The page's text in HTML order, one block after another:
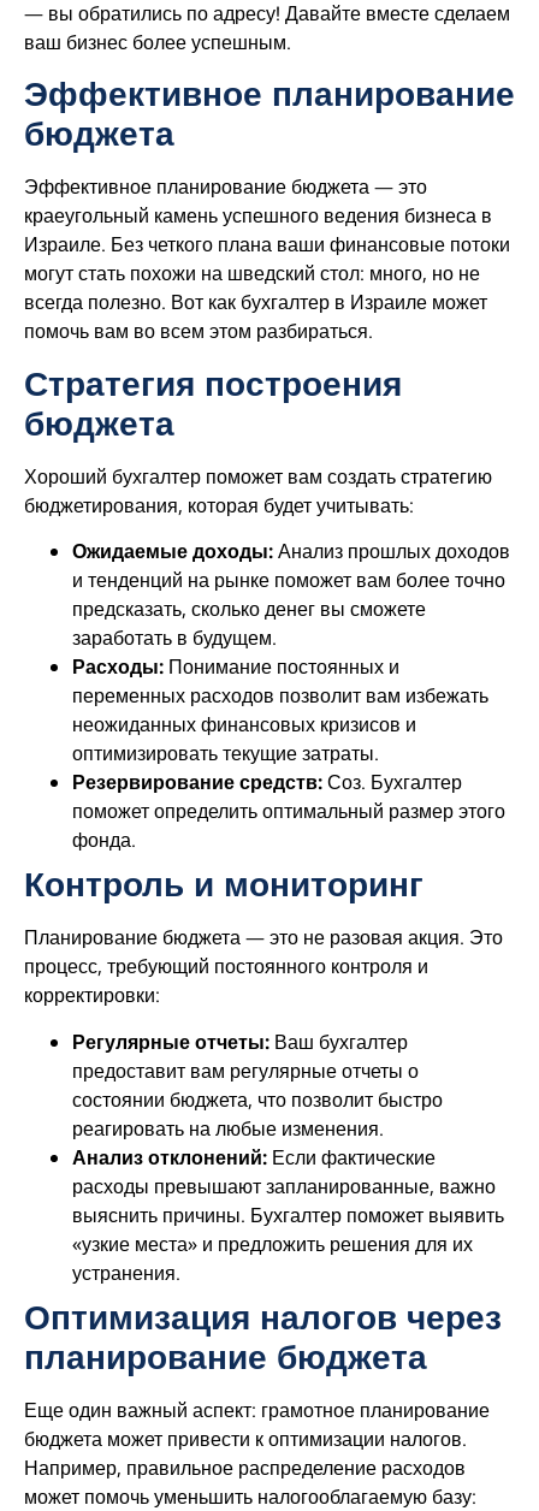
— вы обратились по адресу! Давайте вместе сделаем
ваш бизнес более успешным.
Эффективное планирование
бюджета
Эффективное планирование бюджета — это
краеугольный камень успешного ведения бизнеса в
Израиле. Без четкого плана ваши финансовые потоки
могут стать похожи на шведский стол: много, но не
всегда полезно. Вот как бухгалтер в Израиле может
помочь вам во всем этом разбираться.
Стратегия построения
бюджета
Хороший бухгалтер поможет вам создать стратегию
бюджетирования, которая будет учитывать:
Ожидаемые доходы:Анализ прошлых доходов
и тенденций на рынке поможет вам более точно
предсказать, сколько денег вы сможете
заработать в будущем.
Расходы: Понимание постоянных и
переменных расходов позволит вам избежать
неожиданных финансовых кризисов и
оптимизировать текущие затраты.
Резервирование средств:Соз. Бухгалтер
поможет определить оптимальный размер этого
фонда.
Контроль и мониторинг
Планирование бюджета — это не разовая акция. Это
процесс, требующий постоянного контроля и
корректировки:
Регулярные отчеты: Ваш бухгалтер
предоставит вам регулярные отчеты о
состоянии бюджета, что позволит быстро
реагировать на любые изменения.
Анализ отклонений: Если фактические
расходы превышают запланированные, важно
выяснить причины. Бухгалтер поможет выявить
«узкие места» и предложить решения для их
устранения.
Оптимизация налогов через
планирование бюджета
Еще один важный аспект: грамотное планирование
бюджета может привести к оптимизации налогов.
Например, правильное распределение расходов
может помочь уменьшить налогооблагаемую базу: